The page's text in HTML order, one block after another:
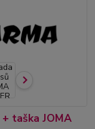
taška JOMA